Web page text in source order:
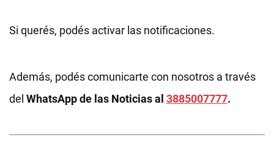
Si querés, podés activar las notificaciones.
Además, podés comunicarte con nosotros a través
del WhatsApp de las Noticias al 3885007777.